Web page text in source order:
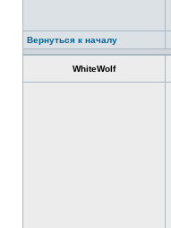
Вернуться к началу
WhiteWolf